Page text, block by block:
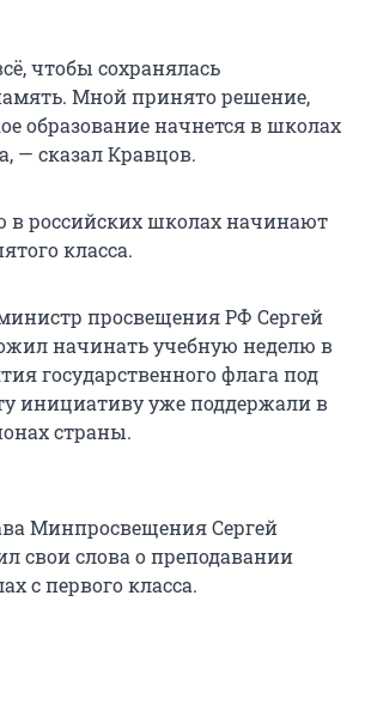
чтобы сохранялась
Мной принято решение,
образование начнется в школах
— сказал Кравцов.
в российских школах начинают
класса.
просвещения РФ Сергей
начинать учебную неделю в
государственного флага под
инициативу уже поддержали в
страны.
Минпросвещения Сергей
свои слова о преподавании
с первого класса.